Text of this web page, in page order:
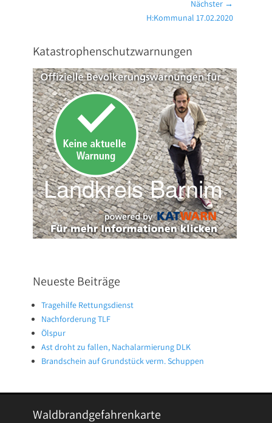
Nächster →
H:Kommunal 17.02.2020
Katastrophenschutzwarnungen
Neueste Beiträge
Tragehilfe Rettungsdienst
Nachforderung TLF
Ölspur
Ast droht zu fallen, Nachalarmierung DLK
Brandschein auf Grundstück verm. Schuppen
Waldbrandgefahrenkarte